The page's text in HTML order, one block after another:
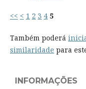
<< < 1 2 3 4 5
Também poderá
similaridade para
INFORMAÇÕES